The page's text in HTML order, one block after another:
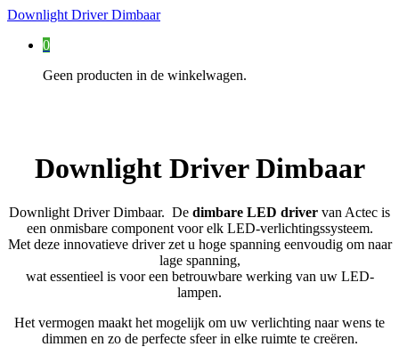
Downlight Driver Dimbaar
0
Geen producten in de winkelwagen.
Downlight Driver Dimbaar
Downlight Driver Dimbaar. De dimbare LED driver van Actec is
een onmisbare component voor elk LED-verlichtingssysteem.
Met deze innovatieve driver zet u hoge spanning eenvoudig om naar
lage spanning,
wat essentieel is voor een betrouwbare werking van uw LED-
lampen.
Het vermogen maakt het mogelijk om uw verlichting naar wens te
dimmen en zo de perfecte sfeer in elke ruimte te creëren.